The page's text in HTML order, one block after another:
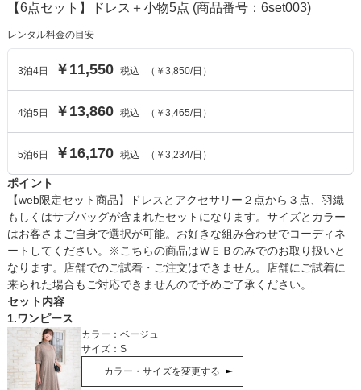
【6点セット】ドレス＋小物5点 (商品番号：6set003)
レンタル料金の目安
3泊4日 ￥11,550 税込 （ ￥3,850/日）
4泊5 日 ￥13,860 税込 （ ￥3,465/日）
5泊6 日 ￥16,170 税込 （ ￥3,234/日）
ポイント
【web限定セット商品】ドレスとアクセサリー２点から３点、羽織
もしくはサブバッグが含まれたセットになります。サイズとカラー
はお客さまご自身で選択が可能。お好きな組み合わせでコーディネ
ートしてください。※こちらの商品はＷＥＢのみでのお取り扱いと
なります。店舗でのご試着・ご注文はできません。店舗にご試着に
来られた場合もご対応できませんので予めご了承ください。
セット内容
1.ワンピース
カラー： ベージュ
サイズ： S
カラー・サイズを変更する